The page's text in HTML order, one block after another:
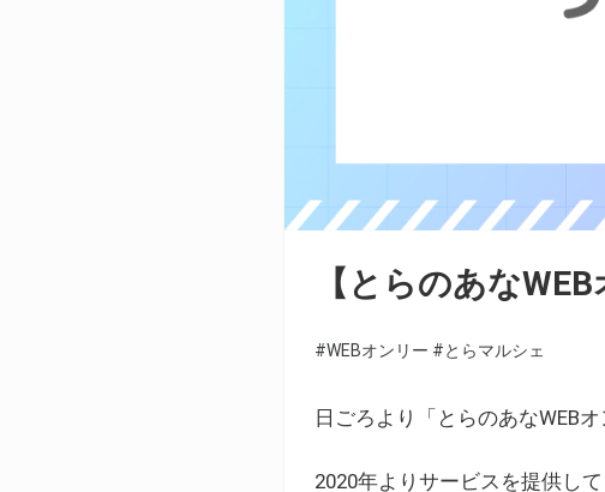
【とらのあな
#WEBオンリー #とらマルシェ
日ごろより「とらのあなWEB
2020年よりサービスを提供し